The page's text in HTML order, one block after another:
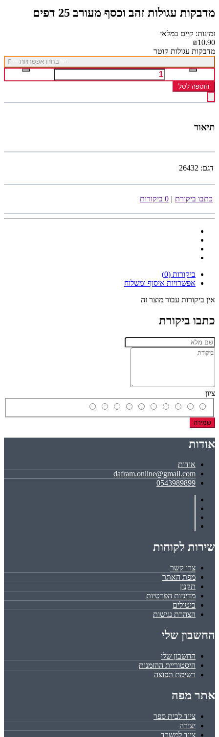
מדבקות עגולות זהב וכסף מעורב 25 דפים
זמינות: קיים במלאי
₪10.90
מדבקות עגולות קוטר
--- בחרו אפשרויות ---
הוספה לסל
תיאור
דגם: 26432
כתבו ביקורת | 0 ביקורות
ביקורות (0)
אפשרויות איסוף ומשלוח
אין ביקורות עבור מוצר זה
כתבו ביקורת
ציון
שמירה
אודות
אודות
dafram.online@gmail.com
0543989899
שירות לקוחות
צרו קשר
מפת האתר
תקנון
מדיניות הפרטיות
ביטולים
הצהרת נגישות
החשבון שלי
החשבון שלי
היסטוריית ההזמנות
רשימת תפוצה
אתר מפה
ציוד לבית ספר
יצירה
ציוד למשרד